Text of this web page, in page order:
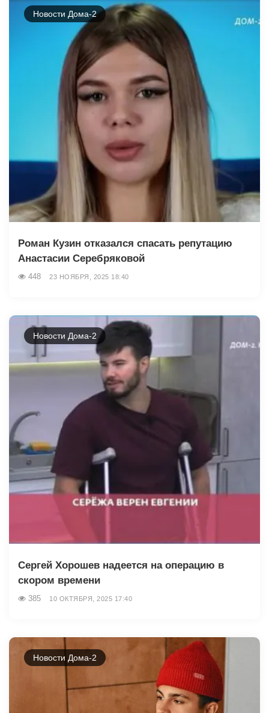
Новости Дома-2
Роман Кузин отказался спасать репутацию
Анастасии Серебряковой
448 23 НОЯБРЯ, 2025 18:40
Новости Дома-2
Сергей Хорошев надеется на операцию в
скором времени
385 10 ОКТЯБРЯ, 2025 17:40
Новости Дома-2